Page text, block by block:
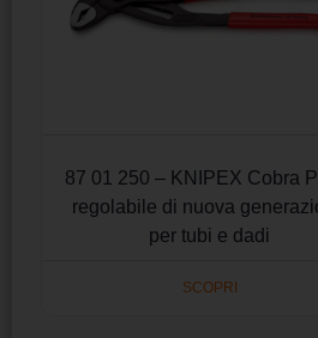
87 01 250 – KNIPEX Cobra
regolabile di nuova
per tubi e dadi
SCOPRI